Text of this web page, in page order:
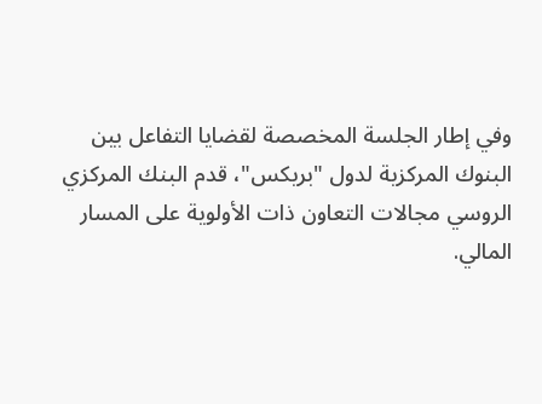
وفي إطار الجلسة المخصصة لقضايا التفاعل بين
البنوك المركزية لدول "بريكس"، قدم البنك المركزي
الروسي مجالات التعاون ذات الأولوية على المسار
المالي.